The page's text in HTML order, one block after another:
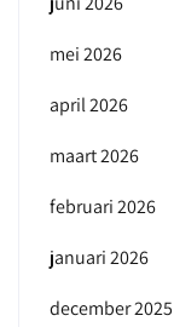
mei 2026
april 2026
maart 2026
februari 2026
januari 2026
december 2025